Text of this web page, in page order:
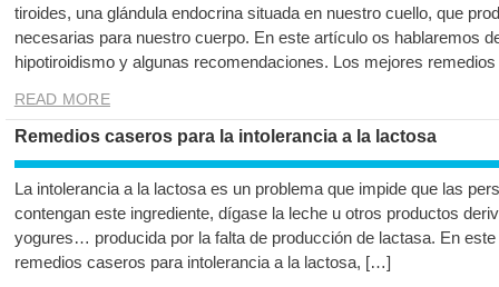
tiroides, una glándula endocrina situada en nuestro cuello, que
necesarias para nuestro cuerpo. En este artículo os hablaremos
hipotiroidismo y algunas recomendaciones. Los mejores
READ MORE
Remedios caseros para la intolerancia a la lactosa
La intolerancia a la lactosa es un problema que impide que las
contengan este ingrediente, dígase la leche u otros productos
yogures… producida por la falta de producción de lactasa. En
remedios caseros para intolerancia a la lactosa, […]